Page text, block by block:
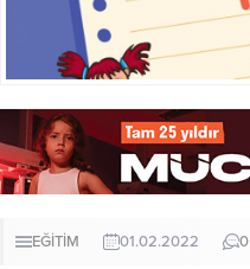
EĞİTİM 01.02.2022 0